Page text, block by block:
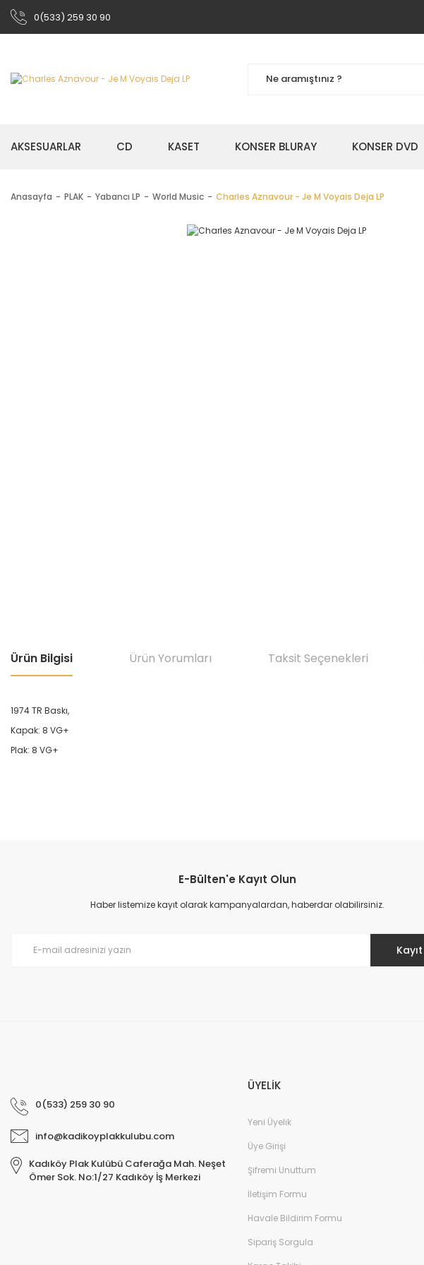
0(533) 259 30 90
AKSESUARLAR CD KASET KONSER BLURAY KONSER DVD
Anasayfa PLAK Yabancı LP World Music Charles Aznavour - Je M Voyais Deja LP
Ürün Bilgisi Ürün Yorumları Taksit Seçenekleri
1974 TR Baskı,
Kapak: 8 VG+
Plak: 8 VG+
Ürün resmi kalitesiz, bozuk veya görüntülenemiyor.
Ürün açıklamasında eksik bilgiler bulunuyor.
E-Bülten'e Kayıt Olun
Haber listemize kayıt olarak kampanyalardan, haberdar olabilirsiniz.
0(533) 259 30 90
info@kadikoyplakkulubu.com
Kadıköy Plak Kulübü Caferağa Mah. Neşet
Ömer Sok. No:1/27 Kadıköy İş Merkezi
ÜYELİK
Yeni Üyelik
Üye Girişi
Şifremi Unuttum
İletişim Formu
Havale Bildirim Formu
Sipariş Sorgula